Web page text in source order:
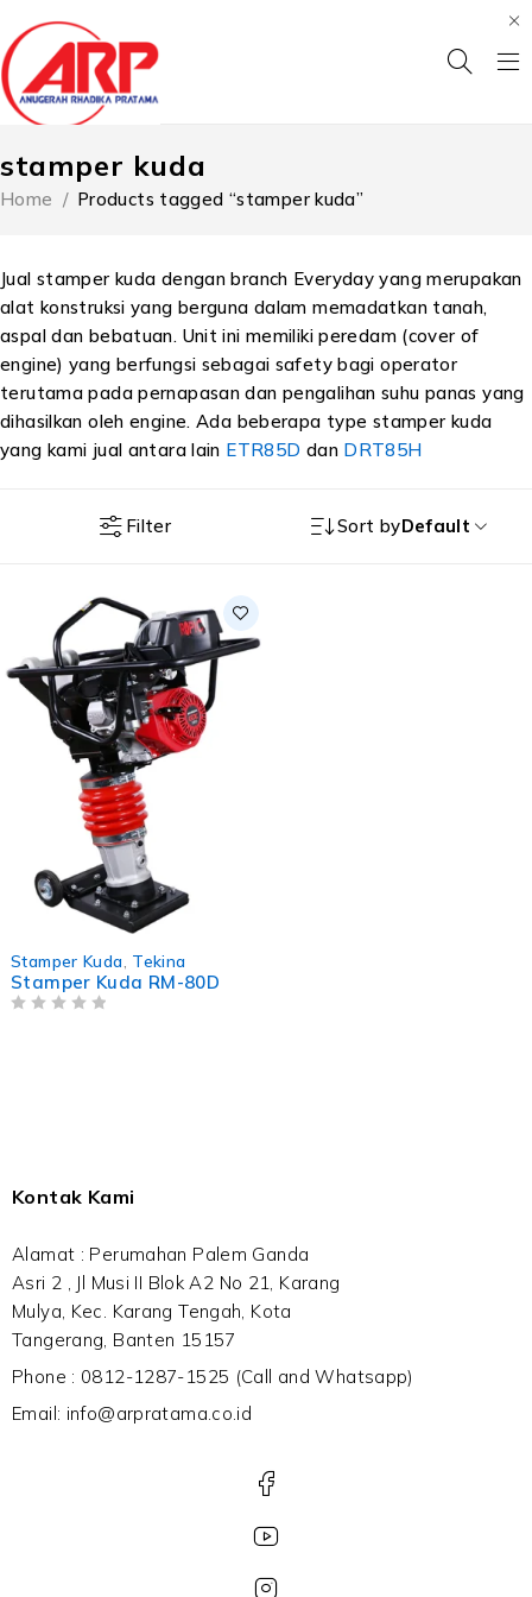
stamper kuda
Home / Products tagged “stamper kuda”
Jual stamper kuda dengan branch Everyday yang merupakan
alat konstruksi yang berguna dalam memadatkan tanah,
aspal dan bebatuan. Unit ini memiliki peredam (cover of
engine) yang berfungsi sebagai safety bagi operator
terutama pada pernapasan dan pengalihan suhu panas yang
dihasilkan oleh engine. Ada beberapa type stamper kuda
yang kami jual antara lain ETR85D dan DRT85H
Filter Sort byDefault
Stamper Kuda Tekina
Stamper Kuda RM-80D
Kontak Kami
Alamat : Perumahan Palem Ganda
Asri 2 , Jl Musi II Blok A2 No 21, Karang
Mulya, Kec. Karang Tengah, Kota
Tangerang, Banten 15157
Phone : 0812-1287-1525 (Call and Whatsapp)
Email: info@arpratama.co.id